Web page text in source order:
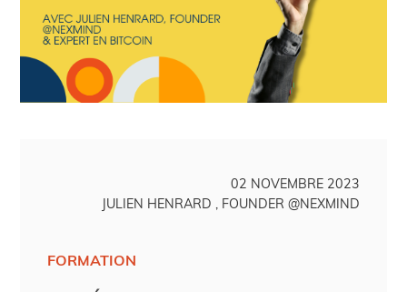
02 NOVEMBRE 2023
JULIEN HENRARD , FOUNDER @NEXMIND
FORMATION